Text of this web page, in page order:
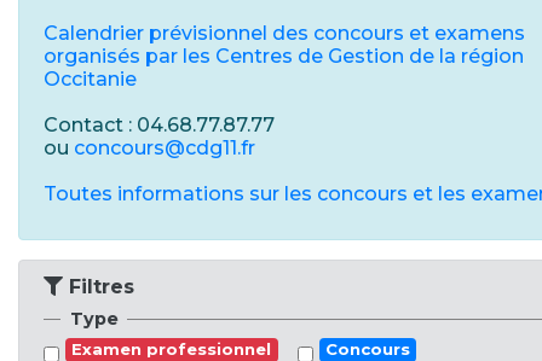
Calendrier prévisionnel des concours et examens
organisés par les Centres de Gestion de la région
Occitanie
Contact : 04.68.77.87.77
ou concours@cdg11.fr
Toutes informations sur les concours et les
Filtres
Type
Examen professionnel Concours